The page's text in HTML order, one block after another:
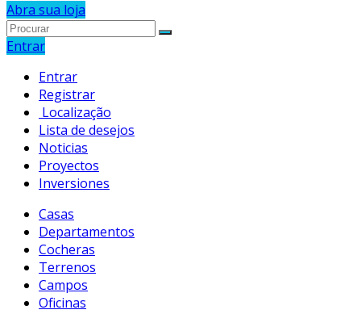
Abra sua loja
Entrar
Entrar
Registrar
Localização
Lista de desejos
Noticias
Proyectos
Inversiones
Casas
Departamentos
Cocheras
Terrenos
Campos
Oficinas